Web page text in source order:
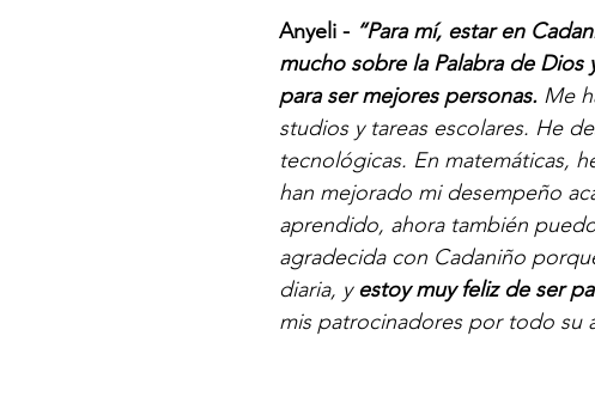
Anyeli - “Para mí, estar en
mucho sobre la Palabra de
para ser mejores personas. Me
studios y tareas escolares. He
tecnológicas. En matemáticas,
han mejorado mi desempeño
aprendido, ahora también
agradecida con Cadaniño
diaria, y estoy muy feliz de ser
mis patrocinadores por todo su